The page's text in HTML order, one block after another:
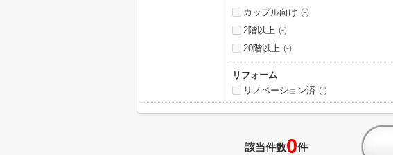
カップル向け (-)
2階以上 (-)
20階以上 (-)
リフォーム
リノベーション済 (-)
該当件数0件